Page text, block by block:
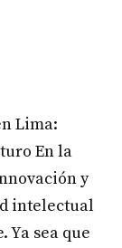
Lima:
En la
y
intelectual
Ya sea que